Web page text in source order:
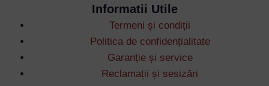
Informatii Utile
Termeni și condiții
Politica de confidențialitate
Garanție și service
Reclamații și sesizări
Username or Email Address